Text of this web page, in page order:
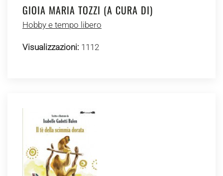
GIOIA MARIA TOZZI (A CURA DI)
Hobby e tempo libero
Visualizzazioni: 1112